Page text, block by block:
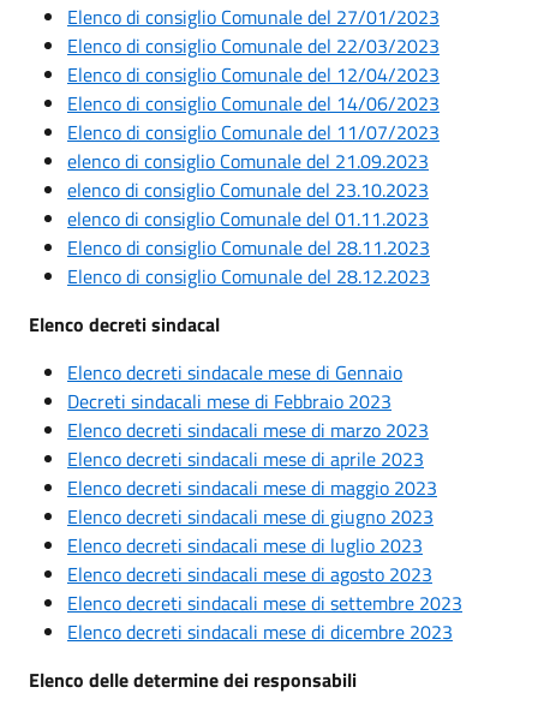
Elenco di consiglio Comunale del 27/01/2023
Elenco di consiglio Comunale del 22/03/2023
Elenco di consiglio Comunale del 12/04/2023
Elenco di consiglio Comunale del 14/06/2023
Elenco di consiglio Comunale del 11/07/2023
elenco di consiglio Comunale del 21.09.2023
elenco di consiglio Comunale del 23.10.2023
elenco di consiglio Comunale del 01.11.2023
Elenco di consiglio Comunale del 28.11.2023
Elenco di consiglio Comunale del 28.12.2023
Elenco decreti sindacal
Elenco decreti sindacale mese di Gennaio
Decreti sindacali mese di Febbraio 2023
Elenco decreti sindacali mese di marzo 2023
Elenco decreti sindacali mese di aprile 2023
Elenco decreti sindacali mese di maggio 2023
Elenco decreti sindacali mese di giugno 2023
Elenco decreti sindacali mese di luglio 2023
Elenco decreti sindacali mese di agosto 2023
Elenco decreti sindacali mese di settembre 2023
Elenco decreti sindacali mese di dicembre 2023
Elenco delle determine dei responsabili